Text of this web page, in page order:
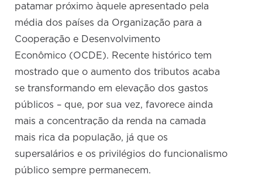
patamar próximo àquele apresentado pela
média dos países da Organização para a
Cooperação e Desenvolvimento
Econômico (OCDE). Recente histórico tem
mostrado que o aumento dos tributos acaba
se transformando em elevação dos gastos
públicos – que, por sua vez, favorece ainda
mais a concentração da renda na camada
mais rica da população, já que os
supersalários e os privilégios do funcionalismo
público sempre permanecem.